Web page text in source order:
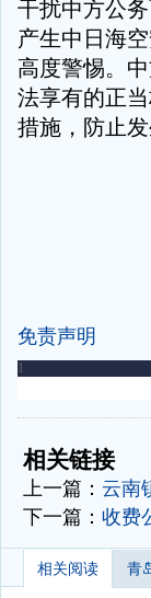
干扰中方公
产生中日海
高度警惕。
法享有的正
措施，防止发
免责声明
-
相关链接
上一篇： 云南
下一篇： 收费
相关阅读 青